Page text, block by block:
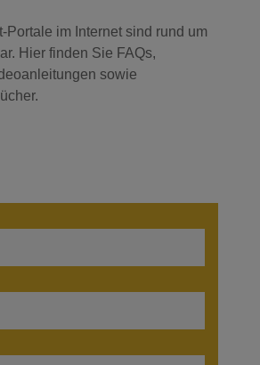
Portale im Internet sind rund um
Hier finden Sie FAQs,
sowie